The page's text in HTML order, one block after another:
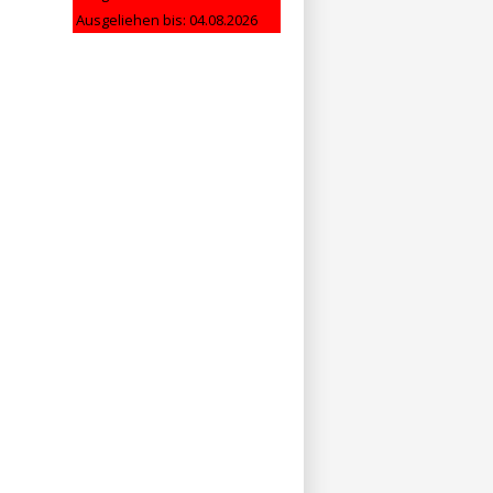
Ausgeliehen bis: 04.08.2026